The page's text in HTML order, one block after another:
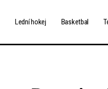
Lední hokej Basketbal